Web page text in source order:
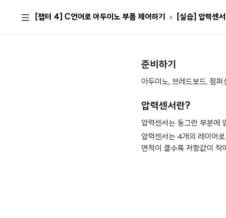
[챕터 4] C언어로 아두이노 부품 제어하기 [실습] 압력센
준비하기
아두이노, 브레드보드, 점
압력센서란?
압력센서는 동그란 부분에
압력센서는 4개의 레이어
면적이 클수록 저항값이 작